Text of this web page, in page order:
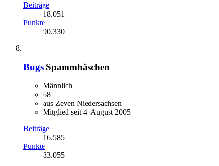
Beiträge
18.051
Punkte
90.330
Bugs Spammhäschen
Männlich
68
aus Zeven Niedersachsen
Mitglied seit 4. August 2005
Beiträge
16.585
Punkte
83.055